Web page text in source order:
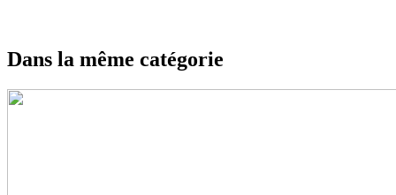
Dans la même catégorie